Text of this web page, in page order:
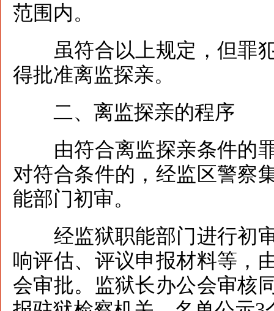
范围内。
虽符合以上规定，但罪犯
得批准离监探亲。
二、离监探亲的程序
由符合离监探亲条件的罪
对符合条件的，经监区警察
能部门初审。
经监狱职能部门进行初审
响评估、评议申报材料等，
会审批。监狱长办公会审核